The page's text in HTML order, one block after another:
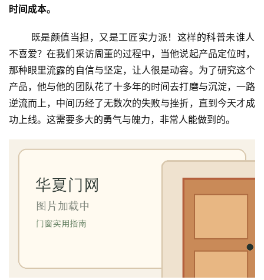
时间成本。
不喜爱？在我们采访周董的过程中，当他说起产品定位时，
那种眼里流露的自信与坚定，让人很是动容。为了研究这个
产品，他与他的团队花了十多年的时间去打磨与沉淀，一路
逆流而上，中间历经了无数次的失败与挫折，直到今天才成
功上线。这需要多大的勇气与魄力，非常人能做到的。